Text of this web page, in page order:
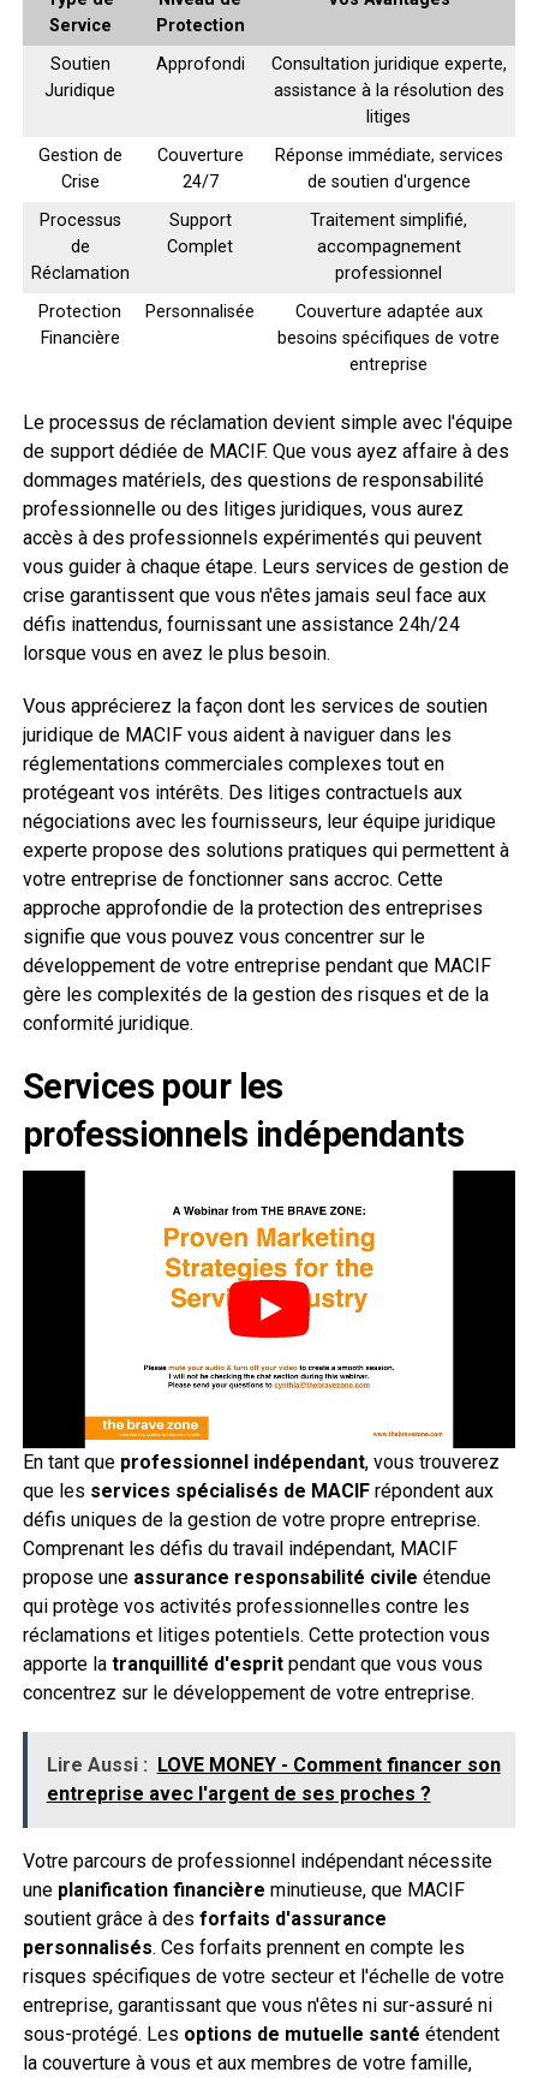
Service
Protection
Soutien
Juridique
Approfondi
Consultation juridique experte,
assistance à la résolution des
litiges
Gestion de
Crise
Couverture
24/7
Réponse immédiate, services
de soutien d'urgence
Processus
de
Réclamation
Support
Complet
Traitement simplifié,
accompagnement
professionnel
Protection
Financière
Personnalisée
Couverture adaptée aux
besoins spécifiques de votre
entreprise
Le processus de réclamation devient simple avec l'équipe
de support dédiée de MACIF. Que vous ayez affaire à des
dommages matériels, des questions de responsabilité
professionnelle ou des litiges juridiques, vous aurez
accès à des professionnels expérimentés qui peuvent
vous guider à chaque étape. Leurs services de gestion de
crise garantissent que vous n'êtes jamais seul face aux
défis inattendus, fournissant une assistance 24h/24
lorsque vous en avez le plus besoin.
Vous apprécierez la façon dont les services de soutien
juridique de MACIF vous aident à naviguer dans les
réglementations commerciales complexes tout en
protégeant vos intérêts. Des litiges contractuels aux
négociations avec les fournisseurs, leur équipe juridique
experte propose des solutions pratiques qui permettent à
votre entreprise de fonctionner sans accroc. Cette
approche approfondie de la protection des entreprises
signifie que vous pouvez vous concentrer sur le
développement de votre entreprise pendant que MACIF
gère les complexités de la gestion des risques et de la
conformité juridique.
Services pour les
professionnels indépendants
En tant que professionnel indépendant, vous trouverez
que les services spécialisés de MACIFrépondent aux
défis uniques de la gestion de votre propre entreprise.
Comprenant les défis du travail indépendant, MACIF
propose une assurance responsabilité civile étendue
qui protège vos activités professionnelles contre les
réclamations et litiges potentiels. Cette protection vous
apporte la tranquillité d'espritpendant que vous vous
concentrez sur le développement de votre entreprise.
Lire Aussi : LOVE MONEY - Comment financer son
entreprise avec l'argent de ses proches ?
Votre parcours de professionnel indépendant nécessite
une planification financière minutieuse, que MACIF
soutient grâce à des forfaits d'assurance
personnalisés. Ces forfaits prennent en compte les
risques spécifiques de votre secteur et l'échelle de votre
entreprise, garantissant que vous n'êtes ni sur-assuré ni
sous-protégé. Les options de mutuelle santé étendent
la couverture à vous et aux membres de votre famille,